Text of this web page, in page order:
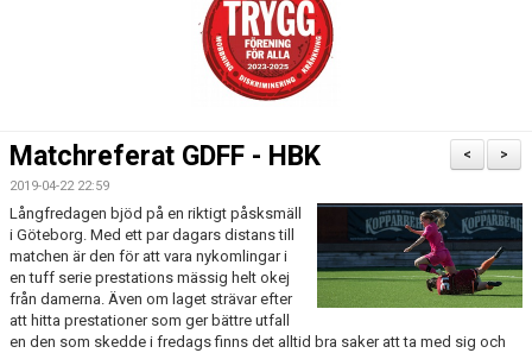
TRUPPEN
BILDGALLERI
DOKUMENT
KONTAKT
>
<
Matchreferat GDFF - HBK
2019-04-22 22:59
Långfredagen bjöd på en riktigt påsksmäll
i Göteborg. Med ett par dagars distans till
matchen är den för att vara nykomlingar i
en tuff serie prestations mässig helt okej
från damerna. Även om laget strävar efter
att hitta prestationer som ger bättre utfall
en den som skedde i fredags finns det alltid bra saker att ta med sig och